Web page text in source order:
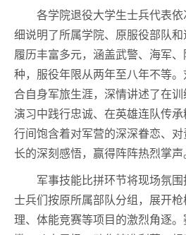
各学院退役大学生士兵代表
细说明了所属学院、原服役部队
履历丰富多元，涵盖武警、海军
种，服役年限从两年至八年不等
合自身军旅生涯，深情讲述了在
演习中践行忠诚、在英雄连队传
行间饱含着对军营的深深眷恋、
长的深刻感悟，赢得阵阵热烈掌声
军事技能比拼环节将现场氛
士兵们按原所属部队分组，展开
理、体能竞赛等项目的激烈角逐